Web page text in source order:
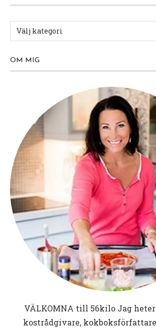
OM MIG
VÄLKOMNA till 56kiloJag heter
kostrådgivare,